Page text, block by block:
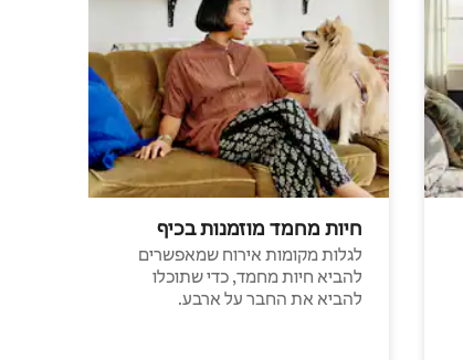
חיות מחמד מוזמנות בכיף
לגלות מקומות אירוח שמאפשרים
להביא חיות מחמד, כדי שתוכלו
להביא את החבר על ארבע.